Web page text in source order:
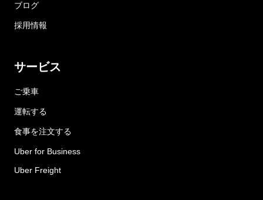
ブログ
採用情報
サービス
ご乗車
運転する
食事を注文する
Uber for Business
Uber Freight